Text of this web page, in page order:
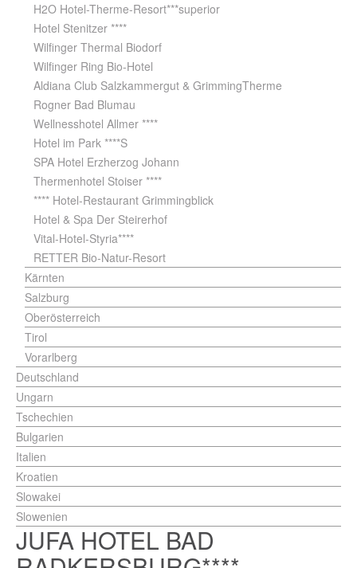
H2O Hotel-Therme-Resort***superior
Hotel Stenitzer ****
Wilfinger Thermal Biodorf
Wilfinger Ring Bio-Hotel
Aldiana Club Salzkammergut & GrimmingTherme
Rogner Bad Blumau
Wellnesshotel Allmer ****
Hotel im Park ****S
SPA Hotel Erzherzog Johann
Thermenhotel Stoiser ****
**** Hotel-Restaurant Grimmingblick
Hotel & Spa Der Steirerhof
Vital-Hotel-Styria****
RETTER Bio-Natur-Resort
Kärnten
Salzburg
Oberösterreich
Tirol
Vorarlberg
Deutschland
Ungarn
Tschechien
Bulgarien
Italien
Kroatien
Slowakei
Slowenien
JUFA HOTEL BAD